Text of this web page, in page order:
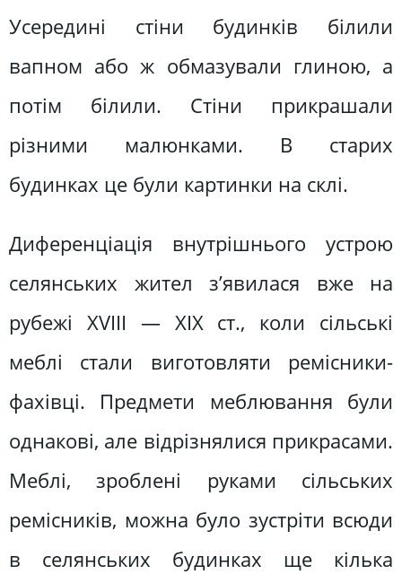
Усередині стіни будинків білили
вапном або ж обмазували глиною, а
потім білили. Стіни прикрашали
різними малюнками. В старих
будинках це були картинки на склі.
Диференціація внутрішнього устрою
селянських жител з’явилася вже на
рубежі XVIII — XIX ст., коли сільські
меблі стали виготовляти ремісники-
фахівці. Предмети меблювання були
однакові, але відрізнялися прикрасами.
Меблі, зроблені руками сільських
ремісників, можна було зустріти всюди
в селянських будинках ще кілька